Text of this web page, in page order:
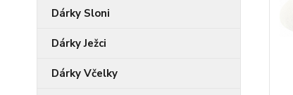
Dárky Sloni
Dárky Ježci
Dárky Včelky